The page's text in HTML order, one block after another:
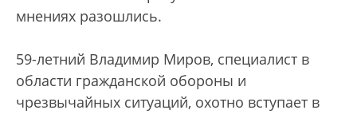
мнениях разошлись.
59-летний Владимир Миров, специалист в
области гражданской обороны и
чрезвычайных ситуаций, охотно вступает в